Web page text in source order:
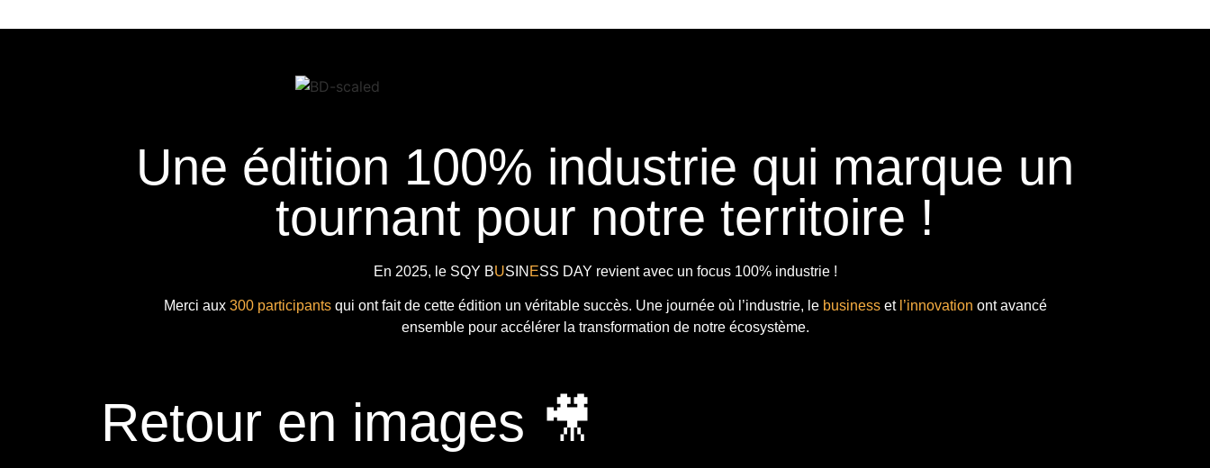
Une édition 100% industrie qui marque un
tournant pour notre territoire !
En 2025, le SQY BUSIN ESS DAY revient avec un focus 100% industrie !
Merci aux 300 participantsqui ont fait de cette édition un véritable succès. Une journée où l’industrie, le businesset l’innovation ont avancé
ensemble pour accélérer la transformation de notre écosystème.
Retour en images 🎥